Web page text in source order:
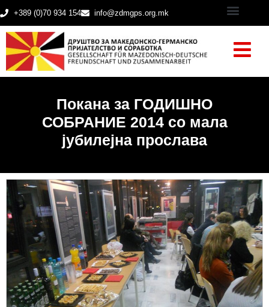
+389 (0)70 934 154 info@zdmgps.org.mk
Покана за ГОДИШНО
СОБРАНИЕ 2014 со мала
јубилејна прослава